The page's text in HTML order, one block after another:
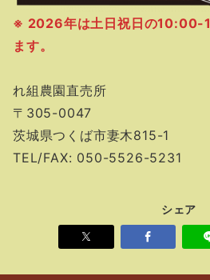
※ 2026年は土日祝日の10:00-
ます。
れ組農園直売所
〒305-0047
茨城県つくば市妻木815-1
TEL/FAX: 050-5526-5231
シェア